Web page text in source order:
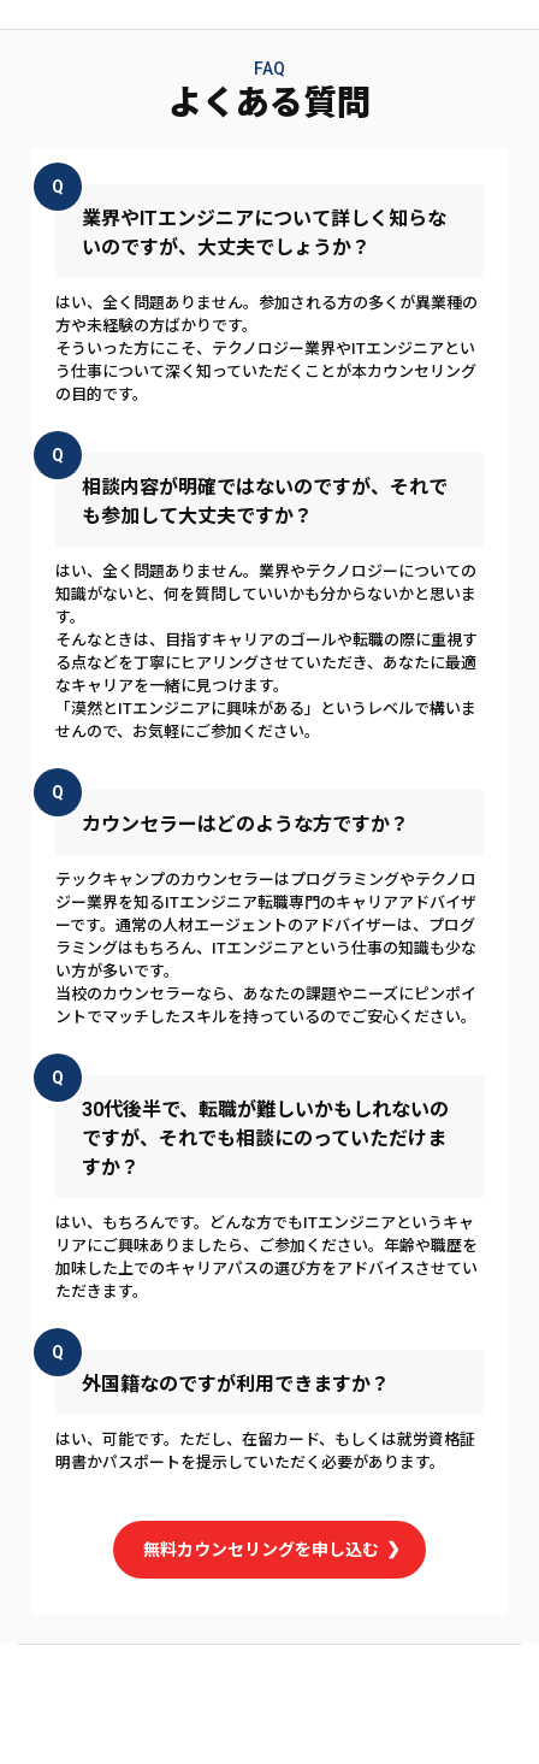
FAQ
よくある質問
Q
業界やITエンジニアについて詳しく知らな
いのですが、大丈夫でしょうか？
はい、全く問題ありません。参加される方の多くが異業種の
方や未経験の方ばかりです。
そういった方にこそ、テクノロジー業界やITエンジニアとい
う仕事について深く知っていただくことが本カウンセリング
の目的です。
Q
相談内容が明確ではないのですが、それで
も参加して大丈夫ですか？
はい、全く問題ありません。業界やテクノロジーについての
知識がないと、何を質問していいかも分からないかと思いま
す。
そんなときは、目指すキャリアのゴールや転職の際に重視す
る点などを丁寧にヒアリングさせていただき、あなたに最適
なキャリアを一緒に見つけます。
「漠然とITエンジニアに興味がある」というレベルで構いま
せんので、お気軽にご参加ください。
Q
カウンセラーはどのような方ですか？
テックキャンプのカウンセラーはプログラミングやテクノロ
ジー業界を知るITエンジニア転職専門のキャリアアドバイザ
ーです。通常の人材エージェントのアドバイザーは、プログ
ラミングはもちろん、ITエンジニアという仕事の知識も少な
い方が多いです。
当校のカウンセラーなら、あなたの課題やニーズにピンポイ
ントでマッチしたスキルを持っているのでご安心ください。
Q
30代後半で、転職が難しいかもしれないの
ですが、それでも相談にのっていただけま
すか？
はい、もちろんです。どんな方でもITエンジニアというキャ
リアにご興味ありましたら、ご参加ください。年齢や職歴を
加味した上でのキャリアパスの選び方をアドバイスさせてい
ただきます。
Q
外国籍なのですが利用できますか？
はい、可能です。ただし、在留カード、もしくは就労資格証
明書かパスポートを提示していただく必要があります。
無料カウンセリングを申し込む